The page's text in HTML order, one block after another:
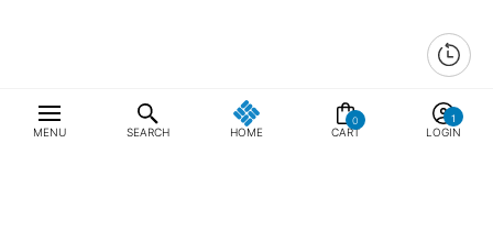
MENU SEARCH HOME
0
CART LOGIN